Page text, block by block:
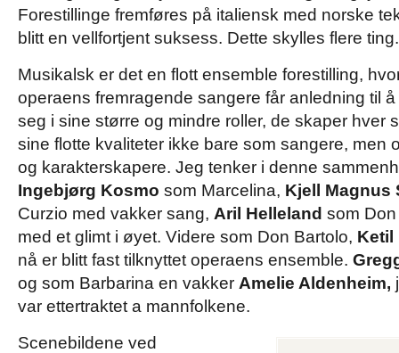
Forestillinge fremføres på italiensk med norske
blitt en vellfortjent suksess. Dette skylles flere ting.
Musikalsk er det en flott ensemble forestilling,
operaens fremragende sangere får anledning til
seg i sine større og mindre roller, de skaper hver
sine flotte kvaliteter ikke bare som sangere, men
og karakterskapere. Jeg tenker i denne
Ingebjørg Kosmo som Marcelina, Kjell Magnus
Curzio med vakker sang, Aril Helleland som
med et glimt i øyet. Videre som Don Bartolo, Ketil
nå er blitt fast tilknyttet operaens ensemble.
og som Barbarina en vakker Amelie Aldenheim,
var ettertraktet a mannfolkene.
Scenebildene ved